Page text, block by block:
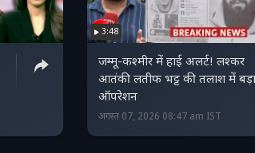
3:48
जम्मू-कश्मीर में हाई अलर्ट! लश्कर
आतंकी लतीफ भट्ट की तलाश में बड़ा
ऑपरेशन
अगस्त 07, 2026 08:47 am IST